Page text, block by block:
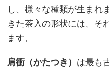
し、様々な種類が生まれ
きた茶入の形状には、そ
ます。
肩衝（かたつき） は最も